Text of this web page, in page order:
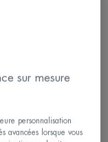
sur mesure
personnalisation
avancées lorsque vous